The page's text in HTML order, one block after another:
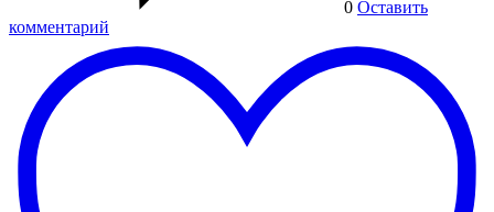
0 Оставить
комментарий